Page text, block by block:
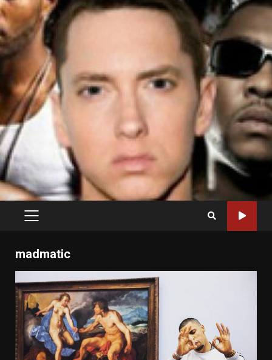
PRIMARY
madmatic